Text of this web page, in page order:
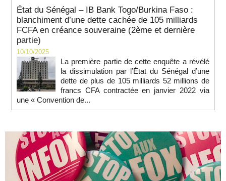
État du Sénégal – IB Bank Togo/Burkina Faso :
blanchiment d’une dette cachée de 105 milliards
FCFA en créance souveraine (2ème et dernière
partie)
10/10/2025
La première partie de cette enquête a révélé
la dissimulation par l’État du Sénégal d’une
dette de plus de 105 milliards 52 millions de
francs CFA contractée en janvier 2022 via
une « Convention de...